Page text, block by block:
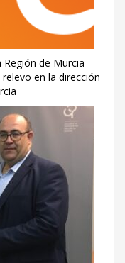
Región de Murcia
en la dirección